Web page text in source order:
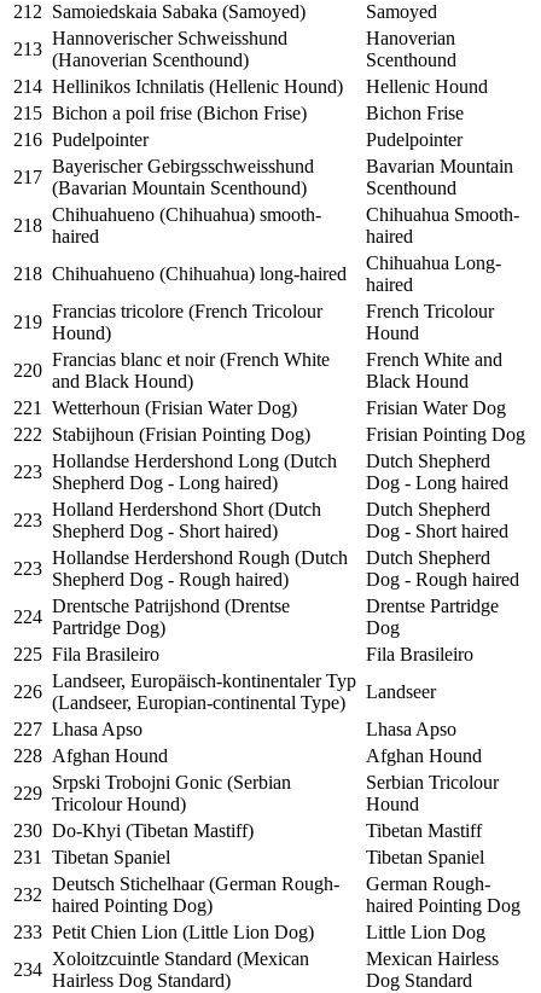
212 Samoiedskaia Sabaka (Samoyed)
Samoyed
213
Hannoverischer Schweisshund
(Hanoverian Scenthound)
Hanoverian
Scenthound
214 Hellinikos Ichnilatis (Hellenic Hound)
Hellenic Hound
215 Bichon a poil frise (Bichon Frise)
Bichon Frise
216 Pudelpointer
Pudelpointer
217
Bayerischer Gebirgsschweisshund
(Bavarian Mountain Scenthound)
Bavarian Mountain
Scenthound
218
Chihuahueno (Chihuahua) smooth-
haired
Chihuahua Smooth-
haired
218 Chihuahueno (Chihuahua) long-haired
Chihuahua Long-
haired
219
Francias tricolore (French Tricolour
Hound)
French Tricolour
Hound
220
Francias blanc et noir (French White
and Black Hound)
French White and
Black Hound
221
Wetterhoun (Frisian Water Dog)
Frisian Water Dog
222 Stabijhoun (Frisian Pointing Dog)
Frisian Pointing Dog
223
Hollandse Herdershond Long (Dutch
Shepherd Dog - Long haired)
Dutch Shepherd
Dog - Long haired
223
Holland Herdershond Short (Dutch
Shepherd Dog - Short haired)
Dutch Shepherd
Dog - Short haired
223
Hollandse Herdershond Rough (Dutch
Shepherd Dog - Rough haired)
Dutch Shepherd
Dog - Rough haired
224
Drentsche Patrijshond (Drentse
Partridge Dog)
Drentse Partridge
Dog
225 Fila Brasileiro
Fila Brasileiro
226
Landseer, Europäisch-kontinentaler Typ
(Landseer, Europian-continental Type)
Landseer
227 Lhasa Apso
Lhasa Apso
228 Afghan Hound
Afghan Hound
229
Srpski Trobojni Gonic (Serbian
Tricolour Hound)
Serbian Tricolour
Hound
230 Do-Khyi (Tibetan Mastiff)
Tibetan Mastiff
231
Tibetan Spaniel
Tibetan Spaniel
232
Deutsch Stichelhaar (German Rough-
haired Pointing Dog)
German Rough-
haired Pointing Dog
233 Petit Chien Lion (Little Lion Dog)
Little Lion Dog
234
Xoloitzcuintle Standard (Mexican
Hairless Dog Standard)
Mexican Hairless
Dog Standard